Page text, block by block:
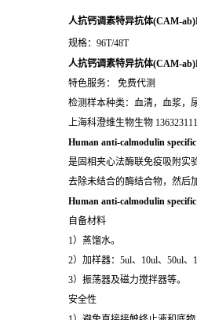
人抗钙调素特异抗体(CAM-
规格：96T/48T
人抗钙调素特异抗体(CAM-
特色服务： 免费代测
检测样本种类：血清，血浆，
上海科澄维生物生物
Human anti-calmodulin
是固相夹心法酶联免疫吸附实
去除未结合的酶结合物，然后
Human anti-calmodulin
自备材料
1）蒸馏水。
2）加样器：5ul、10ul、50ul、
3）振荡器及磁力搅拌器等。
安全性